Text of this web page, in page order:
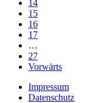
14
15
16
17
…
27
Vorwärts
Impressum
Datenschutz